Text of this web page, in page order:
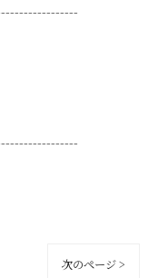
次のページ >